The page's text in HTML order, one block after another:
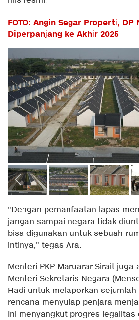
FOTO: Angin Segar Properti, DP
Diperpanjang ke Akhir 2025
"Dengan pemanfaatan lapas
jangan sampai negara tidak
bisa digunakan untuk sebuah
intinya," tegas Ara.
Menteri PKP Maruarar Sirait juga
Menteri Sekretaris Negara
Hadi untuk melaporkan
rencana menyulap penjara
Ini menyangkut progres legalitas